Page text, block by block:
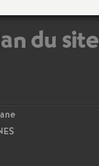
e
m
du site